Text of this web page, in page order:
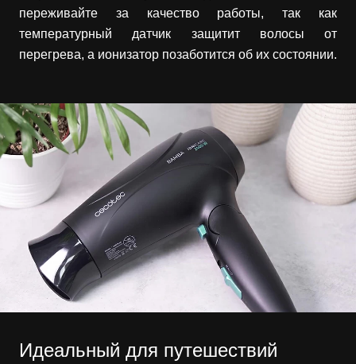
переживайте за качество работы, так как
температурный датчик защитит волосы от
перегрева, а ионизатор позаботится об их состоянии.
Идеальный для путешествий